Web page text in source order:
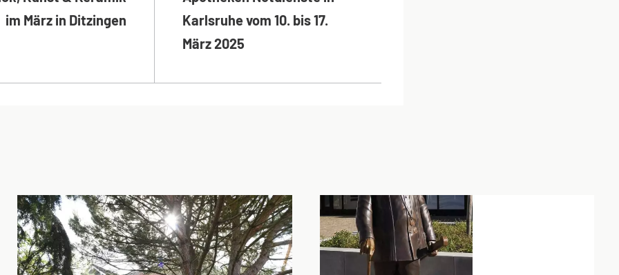
im März in Ditzingen
Karlsruhe vom 10. bis 17.
März 2025